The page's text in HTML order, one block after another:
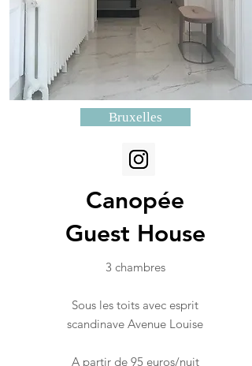
Bruxelles
Canopée
Guest House
3 chambres
Sous les toits avec esprit
scandinave Avenue Louise
A partir de 95 euros/nuit